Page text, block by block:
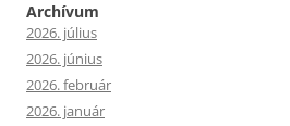
Archívum
2026. július
2026. június
2026. február
2026. január